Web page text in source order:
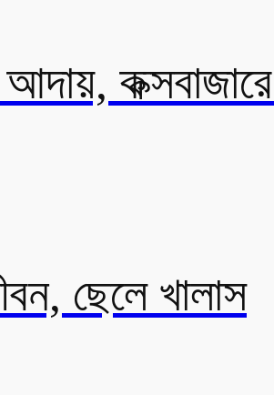
কক্সবাজারে
ছেলে খালাস